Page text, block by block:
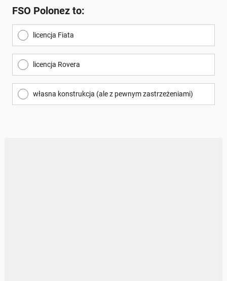
FSO Polonez to:
licencja Fiata
licencja Rovera
własna konstrukcja (ale z pewnym zastrzeżeniami)